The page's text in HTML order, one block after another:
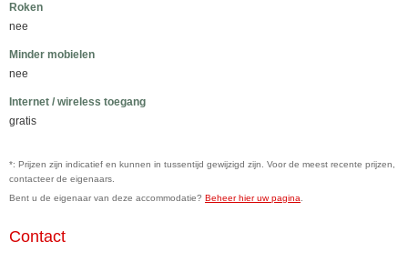
Roken
nee
Minder mobielen
nee
Internet / wireless toegang
gratis
*: Prijzen zijn indicatief en kunnen in tussentijd gewijzigd zijn. Voor de meest recente prijzen,
contacteer de eigenaars.
Bent u de eigenaar van deze accommodatie? Beheer hier uw pagina
Contact